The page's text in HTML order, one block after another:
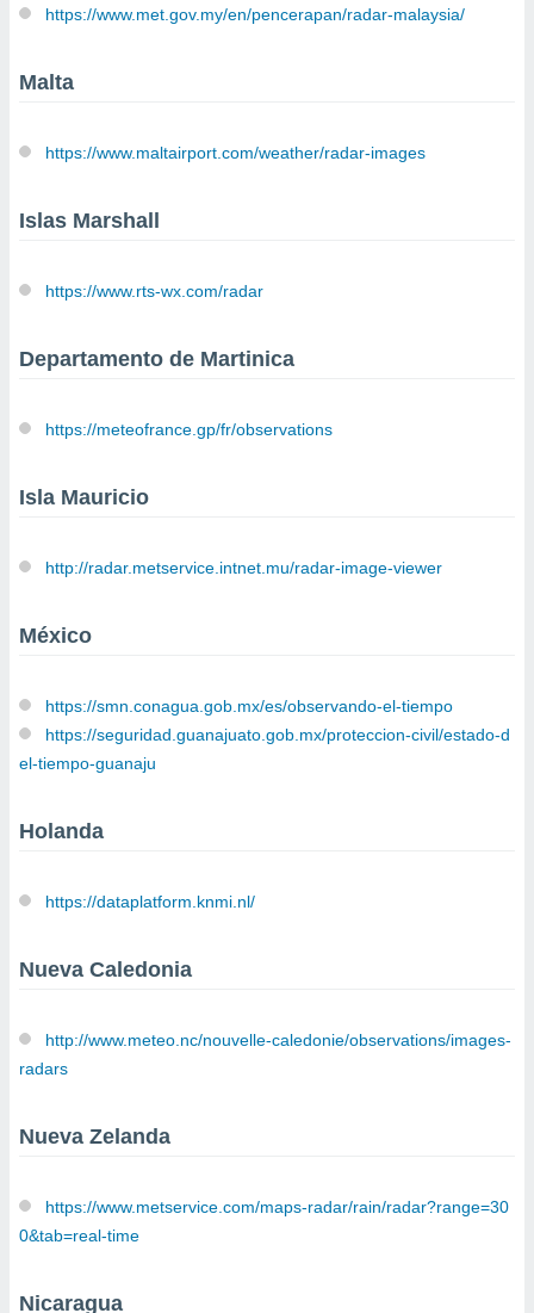
https://www.met.gov.my/en/pencerapan/radar-malaysia/
Malta
https://www.maltairport.com/weather/radar-images
Islas Marshall
https://www.rts-wx.com/radar
Departamento de Martinica
https://meteofrance.gp/fr/observations
Isla Mauricio
http://radar.metservice.intnet.mu/radar-image-viewer
México
https://smn.conagua.gob.mx/es/observando-el-tiempo
https://seguridad.guanajuato.gob.mx/proteccion-civil/estado-d
el-tiempo-guanaju
Holanda
https://dataplatform.knmi.nl/
Nueva Caledonia
http://www.meteo.nc/nouvelle-caledonie/observations/images-
radars
Nueva Zelanda
https://www.metservice.com/maps-radar/rain/radar?range=30
0&tab=real-time
Nicaragua